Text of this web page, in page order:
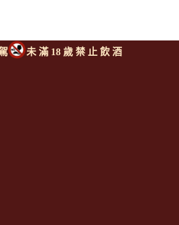
未 滿 18 歲 禁 止 飲 酒